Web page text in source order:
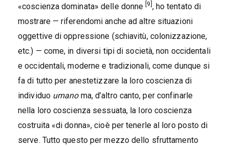
«coscienza dominata» delle donne [9] , ho tentato di
mostrare — riferendomi anche ad altre situazioni
oggettive di oppressione (schiavitù, colonizzazione,
etc.) — come, in diversi tipi di società, non occidentali
e occidentali, moderne e tradizionali, come dunque si
fa di tutto per anestetizzare la loro coscienza di
individuo umanoma, d’altro canto, per confinarle
nella loro coscienza sessuata, la loro coscienza
costruita «di donna», cioè per tenerle al loro posto di
serve. Tutto questo per mezzo dello sfruttamento